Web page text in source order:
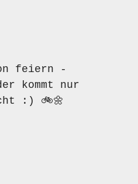
feiern -
kommt nur
:) 🚲🌼